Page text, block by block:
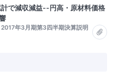
で減収減益--円高・原材料価格
年3月期第3四半期決算説明